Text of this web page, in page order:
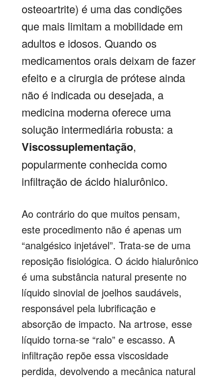
osteoartrite) é uma das condições
que mais limitam a mobilidade em
adultos e idosos. Quando os
medicamentos orais deixam de fazer
efeito e a cirurgia de prótese ainda
não é indicada ou desejada, a
medicina moderna oferece uma
solução intermediária robusta: a
Viscossuplementação,
popularmente conhecida como
infiltração de ácido hialurônico.
Ao contrário do que muitos pensam,
este procedimento não é apenas um
“analgésico injetável”. Trata-se de uma
reposição fisiológica. O ácido hialurônico
é uma substância natural presente no
líquido sinovial de joelhos saudáveis,
responsável pela lubrificação e
absorção de impacto. Na artrose, esse
líquido torna-se “ralo” e escasso. A
infiltração repõe essa viscosidade
perdida, devolvendo a mecânica natural